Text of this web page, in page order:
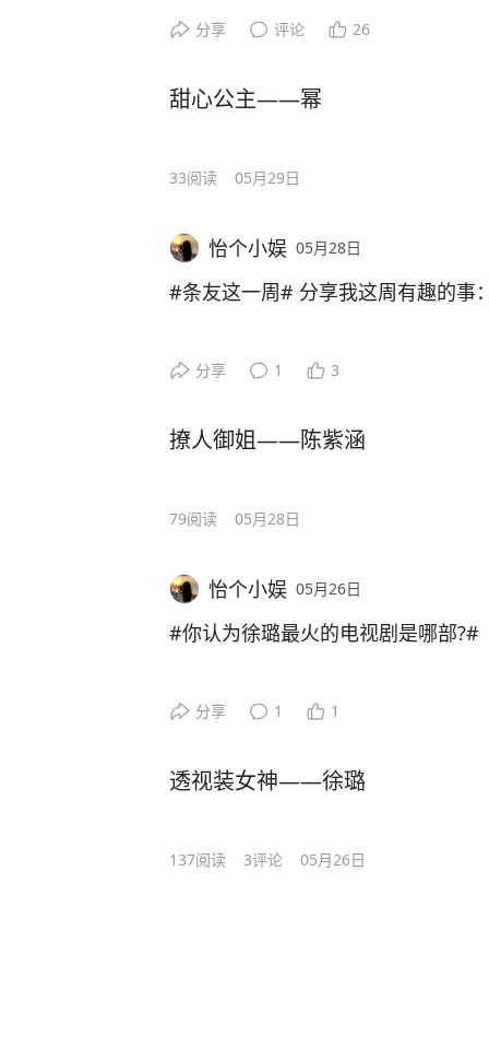
分享 评论 26
甜心公主——幂
33阅读 05月29日
怡个小娱 05月28日
#条友这一周# 分享我这周有趣的事
分享 1 3
撩人御姐——陈紫涵
79阅读 05月28日
怡个小娱 05月26日
#你认为徐璐最火的电视剧是哪部?#
分享 1 1
透视装女神——徐璐
137阅读 3评论 05月26日